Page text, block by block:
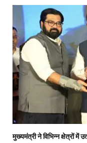
मुख्यमंत्री ने विभिन्न क्षेत्रों में